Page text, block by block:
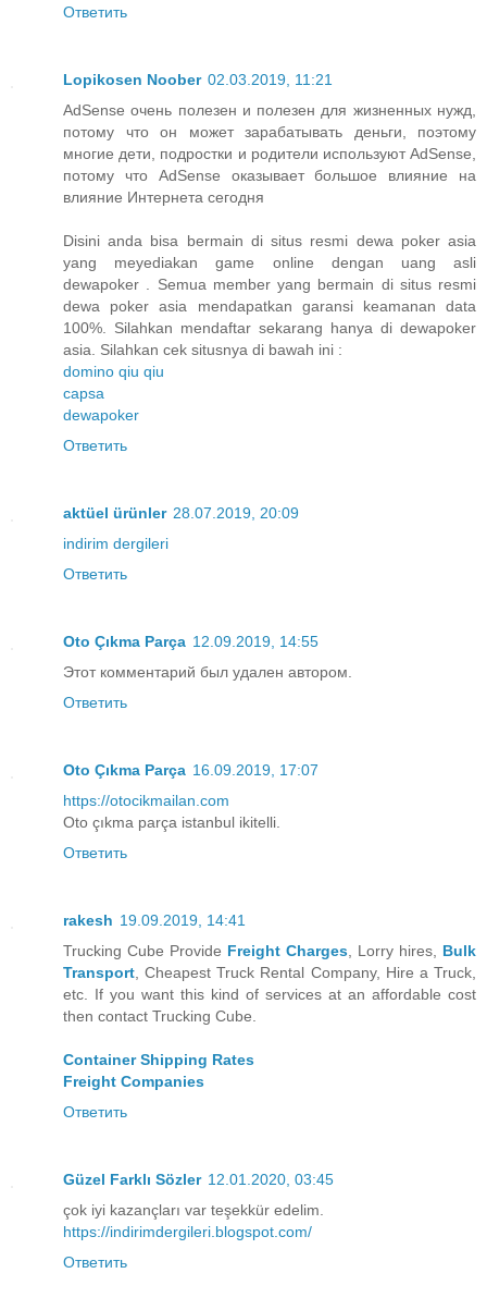
Ответить
Lopikosen Noober 02.03.2019, 11:21
AdSense очень полезен и полезен для жизненных нужд,
потому что он может зарабатывать деньги, поэтому
многие дети, подростки и родители используют AdSense,
потому что AdSense оказывает большое влияние на
влияние Интернета сегодня
Disini anda bisa bermain di situs resmi dewa poker asia
yang meyediakan game online dengan uang asli
dewapoker . Semua member yang bermain di situs resmi
dewa poker asia mendapatkan garansi keamanan data
100%. Silahkan mendaftar sekarang hanya di dewapoker
asia. Silahkan cek situsnya di bawah ini :
domino qiu qiu
capsa
dewapoker
Ответить
aktüel ürünler 28.07.2019, 20:09
indirim dergileri
Ответить
Oto Çıkma Parça 12.09.2019, 14:55
Этот комментарий был удален автором.
Ответить
Oto Çıkma Parça 16.09.2019, 17:07
https://otocikmailan.com
Oto çıkma parça istanbul ikitelli.
Ответить
rakesh 19.09.2019, 14:41
Trucking Cube Provide Freight Charges , Lorry hires, Bulk
Transport , Cheapest Truck Rental Company, Hire a Truck,
etc. If you want this kind of services at an affordable cost
then contact Trucking Cube.
Container Shipping Rates
Freight Companies
Ответить
Güzel Farklı Sözler 12.01.2020, 03:45
çok iyi kazançları var teşekkür edelim.
https://indirimdergileri.blogspot.com/
Ответить